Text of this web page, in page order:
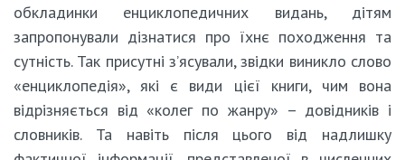
обкладинки енциклопедичних видань, дітям
запропонували дізнатися про їхнє походження та
сутність. Так присутні з’ясували, звідки виникло слово
«енциклопедія», які є види цієї книги, чим вона
відрізняється від «колег по жанру» – довідників і
словників. Та навіть після цього від надлишку